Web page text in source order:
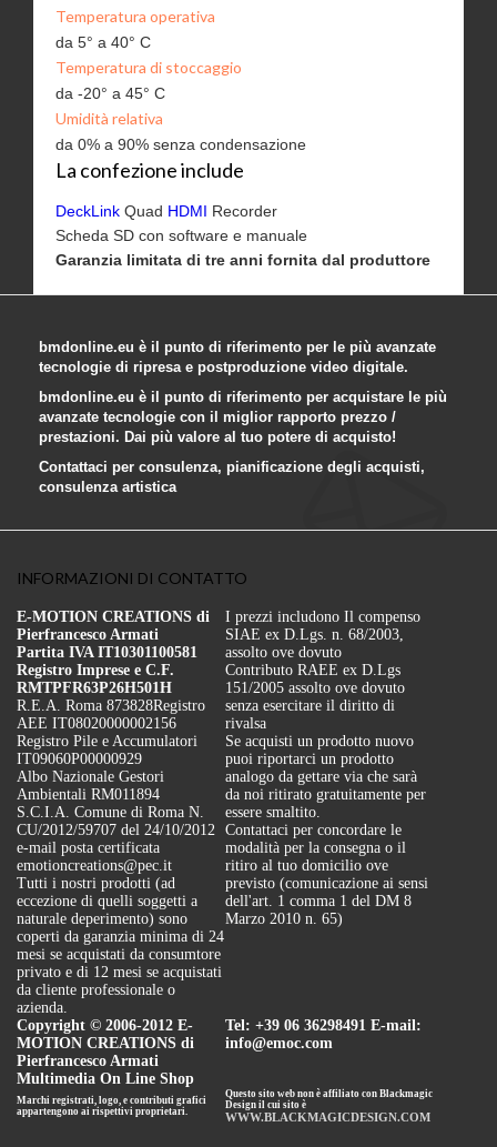
Temperatura operativa
da 5° a 40° C
Temperatura di stoccaggio
da -20° a 45° C
Umidità relativa
da 0% a 90% senza condensazione
La confezione include
DeckLink Quad HDMI Recorder
Scheda SD con software e manuale
Garanzia limitata di tre anni fornita dal produttore
bmdonline.eu è il punto di riferimento per le più avanzate
tecnologie di ripresa e postproduzione video digitale.
bmdonline.eu è il punto di riferimento per acquistare le più
avanzate tecnologie con il miglior rapporto prezzo /
prestazioni. Dai più valore al tuo potere di acquisto!
Contattaci per consulenza, pianificazione degli acquisti,
consulenza artistica
INFORMAZIONI DI CONTATTO
E-MOTION CREATIONS di
Pierfrancesco Armati
Partita IVA IT10301100581
Registro Imprese e C.F.
RMTPFR63P26H501H
R.E.A. Roma 873828Registro
AEE IT08020000002156
Registro Pile e Accumulatori
IT09060P00000929
Albo Nazionale Gestori
Ambientali RM011894
S.C.I.A. Comune di Roma N.
CU/2012/59707 del 24/10/2012
e-mail posta certificata
emotioncreations@pec.it
Tutti i nostri prodotti (ad
eccezione di quelli soggetti a
naturale deperimento) sono
coperti da garanzia minima di 24
mesi se acquistati da consumtore
privato e di 12 mesi se acquistati
da cliente professionale o
azienda.
I prezzi includono Il compenso
SIAE ex D.Lgs. n. 68/2003,
assolto ove dovuto
Contributo RAEE ex D.Lgs
151/2005 assolto ove dovuto
senza esercitare il diritto di
rivalsa
Se acquisti un prodotto nuovo
puoi riportarci un prodotto
analogo da gettare via che sarà
da noi ritirato gratuitamente per
essere smaltito.
Contattaci per concordare le
modalità per la consegna o il
ritiro al tuo domicilio ove
previsto (comunicazione ai sensi
dell'art. 1 comma 1 del DM 8
Marzo 2010 n. 65)
Copyright © 2006-2012 E-
MOTION CREATIONS di
Pierfrancesco Armati
Multimedia On Line Shop
Tel: +39 06 36298491 E-mail:
info@emoc.com
Marchi registrati, logo, e contributi grafici
appartengono ai rispettivi proprietari.
Questo sito web non è affiliato con Blackmagic
Design il cui sito è
WWW.BLACKMAGICDESIGN.COM